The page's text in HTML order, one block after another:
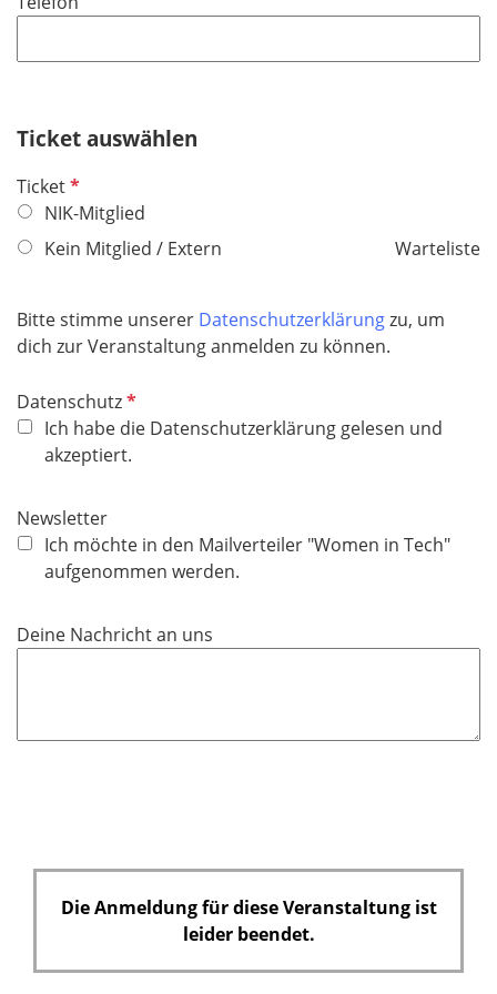
e
d
c
t
l
Ticket auswählen
TicketP
f
l
h
t
e
l
d
NIK-Mitglied
Kein Mitglied / Extern
Warteliste
Bitte stimme unserer Datenschutzerklärungzu, um
dich zur Veranstaltung anmelden zu können.
DatenschutzP
f
l
h
l
Ich habe die Datenschutzerklärung gelesen und
akzeptiert.
Newsletter
Ich möchte in den Mailverteiler "Women in Tech"
aufgenommen werden.
Deine Nachricht an uns
Die Anmeldung für diese Veranstaltung ist
leider beendet.